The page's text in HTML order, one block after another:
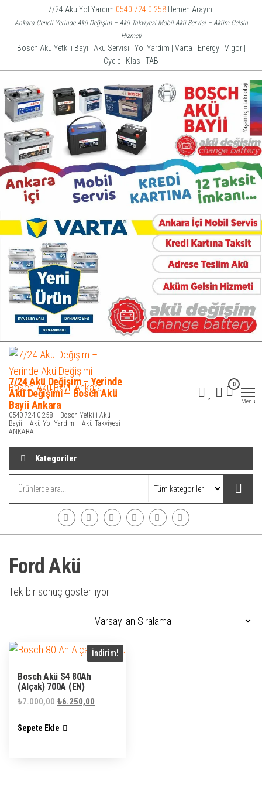
7/24 Akü Yol Yardım 0540 724 0 258 Hemen Arayın!
Ankara Geneli Yerinde Akü Değişim – Akü Takviyesi Mobil Akü Servisi – Aküm Gelsin
Hizmeti
Bosch Akü Yetkili Bayi | Akü Servisi | Yol Yardım | Varta | Energy | Vigor |
Cycle | Klas | TAB
7/24 Akü Değişim – Yerinde
Akü Değişimi – Bosch Akü
Bayii Ankara
0540 724 0 258 – Bosch Yetkili Akü
Bayii – Akü Yol Yardım – Akü Takviyesi
ANKARA
0
Menü
Kategoriler
Ford Akü
Tek bir sonuç gösteriliyor
İndirim!
Bosch Akü S4 80Ah
(Alçak) 700A (EN)
₺7.000,00 Orijinal
₺7.000,00.
₺6.250,00
Sepete Ekle